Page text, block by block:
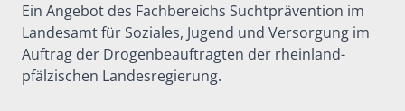
Ein Angebot des Fachbereichs Suchtprävention im
Landesamt für Soziales, Jugend und Versorgung im
Auftrag der Drogenbeauftragten der rheinland-
pfälzischen Landesregierung.